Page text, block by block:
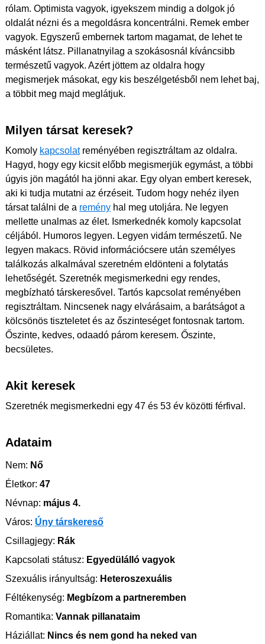
rólam. Optimista vagyok, igyekszem mindig a dolgok jó
oldalát nézni és a megoldásra koncentrálni. Remek ember
vagyok. Egyszerű embernek tartom magamat, de lehet te
másként látsz. Pillanatnyilag a szokásosnál kíváncsibb
természetű vagyok. Azért jöttem az oldalra hogy
megismerjek másokat, egy kis beszélgetésből nem lehet baj,
a többit meg majd meglátjuk.
Milyen társat keresek?
Komoly kapcsolatreményében regisztráltam az oldalra.
Hagyd, hogy egy kicsit előbb megismerjük egymást, a többi
úgyis jön magától ha jönni akar. Egy olyan embert keresek,
aki ki tudja mutatni az érzéseit. Tudom hogy nehéz ilyen
társat találni de a remény hal meg utoljára. Ne legyen
mellette unalmas az élet. Ismerkednék komoly kapcsolat
céljából. Humoros legyen. Legyen vidám természetű. Ne
legyen makacs. Rövid információcsere után személyes
találkozás alkalmával szeretném eldönteni a folytatás
lehetőségét. Szeretnék megismerkedni egy rendes,
megbízható társkeresővel. Tartós kapcsolat reményében
regisztráltam. Nincsenek nagy elvárásaim, a barátságot a
kölcsönös tiszteletet és az őszinteséget fontosnak tartom.
Őszinte, kedves, odaadó párom keresem. Őszinte,
becsületes.
Akit keresek
Szeretnék megismerkedni egy 47 és 53 év közötti férfival.
Adataim
Nem: Nő
Életkor: 47
Névnap: május 4.
Város: Úny társkereső
Csillagjegy: Rák
Kapcsolati státusz: Egyedülálló vagyok
Szexuális irányultság: Heteroszexuális
Féltékenység: Megbízom a partneremben
Romantika: Vannak pillanataim
Háziállat: Nincs és nem gond ha neked van